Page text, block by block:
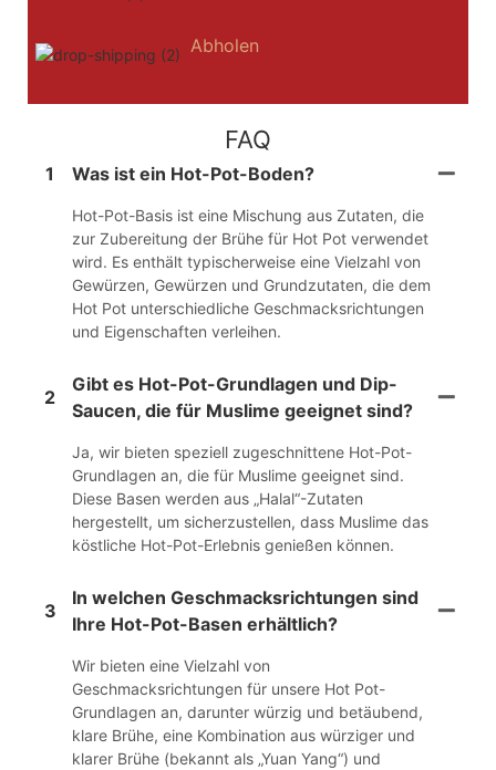
Abholen
FAQ
1 Was ist ein Hot-Pot-Boden?
Hot-Pot-Basis ist eine Mischung aus Zutaten, die
zur Zubereitung der Brühe für Hot Pot verwendet
wird. Es enthält typischerweise eine Vielzahl von
Gewürzen, Gewürzen und Grundzutaten, die dem
Hot Pot unterschiedliche Geschmacksrichtungen
und Eigenschaften verleihen.
2
Gibt es Hot-Pot-Grundlagen und Dip-
Saucen, die für Muslime geeignet sind?
Ja, wir bieten speziell zugeschnittene Hot-Pot-
Grundlagen an, die für Muslime geeignet sind.
Diese Basen werden aus „Halal“-Zutaten
hergestellt, um sicherzustellen, dass Muslime das
köstliche Hot-Pot-Erlebnis genießen können.
3
In welchen Geschmacksrichtungen sind
Ihre Hot-Pot-Basen erhältlich?
Wir bieten eine Vielzahl von
Geschmacksrichtungen für unsere Hot Pot-
Grundlagen an, darunter würzig und betäubend,
klare Brühe, eine Kombination aus würziger und
klarer Brühe (bekannt als „Yuan Yang“) und